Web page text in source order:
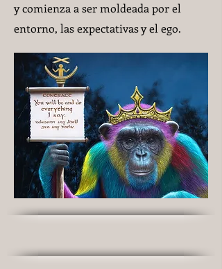
y comienza a ser moldeada por el
entorno, las expectativas y el ego.